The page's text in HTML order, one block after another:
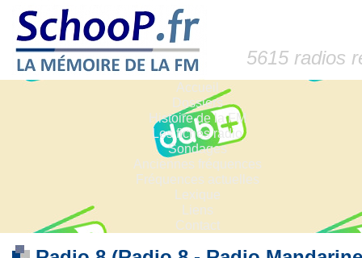
5615 radios
Accueil
Dossiers
Histoire de la FM
Les fiches radio
Sondages
Anciennes fréquences
Fréquences actuelles
Lexique
Liens
Contact